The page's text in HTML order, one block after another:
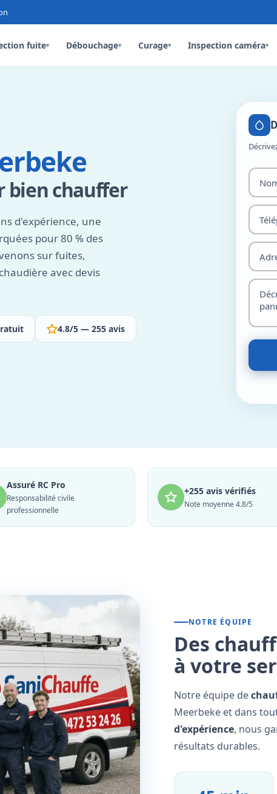
fuite▾ Débouchage▾ Curage▾ Inspection caméra▾
bien chauffer
d'expérience, une
pour 80 % des
sur fuites,
avec devis
4.8/5 — 255 avis
Assuré RC Pro
Responsabilité civile
professionnelle
+255 avis vérifiés
Note moyenne 4.8/5
NOTRE ÉQUIPE
Des
à votre
Notre équipe de
Meerbeke et dans
d'expérience, nous
résultats durables.